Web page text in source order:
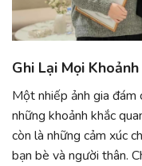
Ghi Lại Mọi
Một nhiếp ảnh gia đám
những khoảnh khắc
còn là những cảm xúc
bạn bè và người thân.